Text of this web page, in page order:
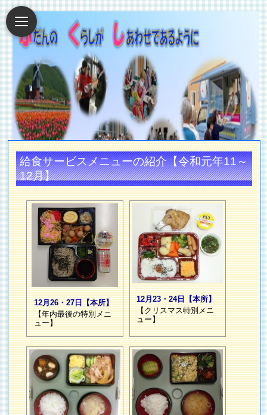
給食サービスメニューの紹介【令和元年11～
12月】
12月26・27日【本所】
【年内最後の特別メニ
ュー】
12月23・24日【本所】
【クリスマス特別メニ
ュー】